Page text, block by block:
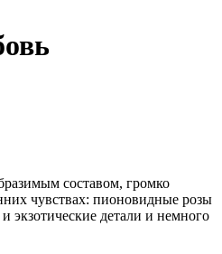
составом, громко
чувствах: пионовидные розы
детали и немного